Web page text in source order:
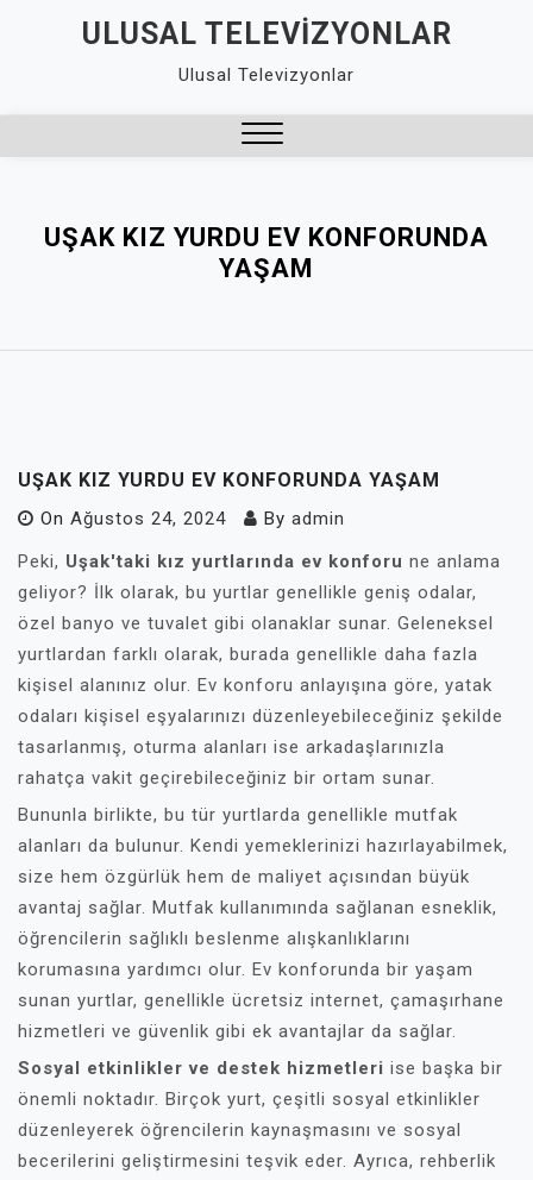
ULUSAL TELEVIZYONLAR
Ulusal Televizyonlar
UŞAK KIZ YURDU EV KONFORUNDA
YAŞAM
UŞAK KIZ YURDU EV KONFORUNDA YAŞAM
On Ağustos 24, 2024 By admin
Peki, Uşak'taki kız yurtlarında ev konforu ne anlama
geliyor? İlk olarak, bu yurtlar genellikle geniş odalar,
özel banyo ve tuvalet gibi olanaklar sunar. Geleneksel
yurtlardan farklı olarak, burada genellikle daha fazla
kişisel alanınız olur. Ev konforu anlayışına göre, yatak
odaları kişisel eşyalarınızı düzenleyebileceğiniz şekilde
tasarlanmış, oturma alanları ise arkadaşlarınızla
rahatça vakit geçirebileceğiniz bir ortam sunar.
Bununla birlikte, bu tür yurtlarda genellikle mutfak
alanları da bulunur. Kendi yemeklerinizi hazırlayabilmek,
size hem özgürlük hem de maliyet açısından büyük
avantaj sağlar. Mutfak kullanımında sağlanan esneklik,
öğrencilerin sağlıklı beslenme alışkanlıklarını
korumasına yardımcı olur. Ev konforunda bir yaşam
sunan yurtlar, genellikle ücretsiz internet, çamaşırhane
hizmetleri ve güvenlik gibi ek avantajlar da sağlar.
Sosyal etkinlikler ve destek hizmetleri ise başka bir
önemli noktadır. Birçok yurt, çeşitli sosyal etkinlikler
düzenleyerek öğrencilerin kaynaşmasını ve sosyal
becerilerini geliştirmesini teşvik eder. Ayrıca, rehberlik